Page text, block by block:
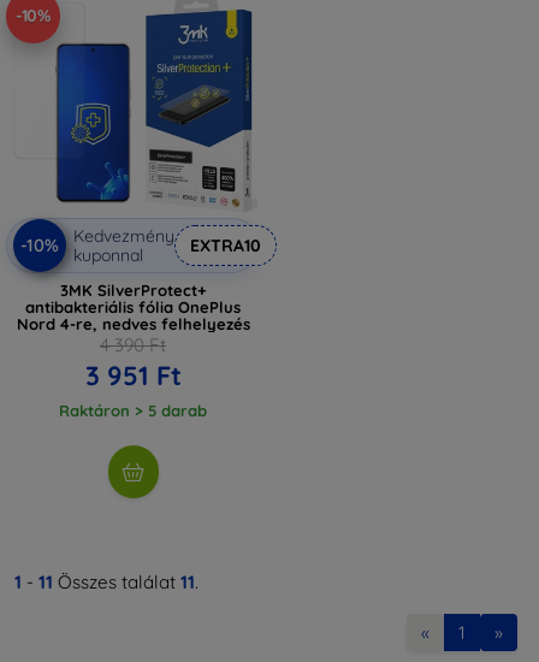
-10%
-10%
Kedvezmény
kuponnal
EXTRA10
3MK SilverProtect+
antibakteriális fólia OnePlus
Nord 4-re, nedves felhelyezés
4 390 Ft
3 951 Ft
Raktáron > 5 darab
1 - 11 Összes találat 11.
« 1 »